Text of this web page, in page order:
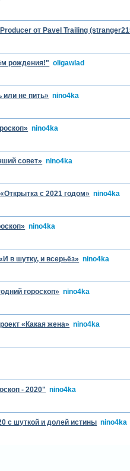
от Pavel Trailing
рождения!" oligawlad
или не пить» nino4ka
nino4ka
совет» nino4ka
с 2021 годом» nino4ka
nino4ka
в шутку, и всерьёз» nino4ka
гороскоп» nino4ka
«Какая жена» nino4ka
- 2020" nino4ka
с шуткой и долей истины nino4ka